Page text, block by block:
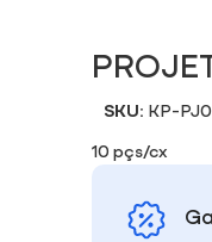
SKU: KP-
10 pçs/cx